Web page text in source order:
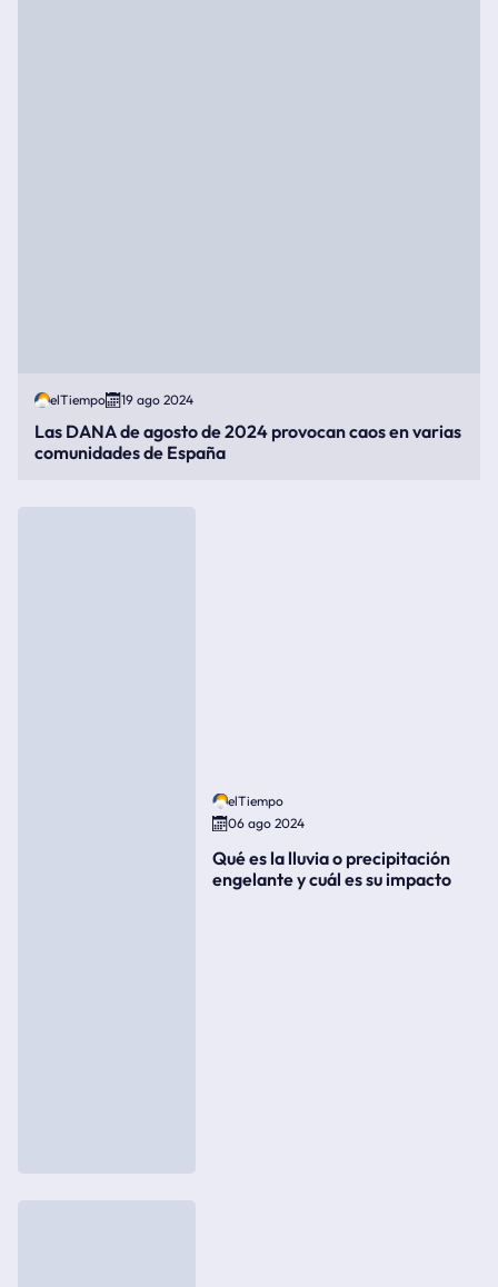
elTiempo 19 ago 2024
Las DANA de agosto de 2024 provocan caos en varias
comunidades de España
elTiempo
06 ago 2024
Qué es la lluvia o precipitación
engelante y cuál es su impacto